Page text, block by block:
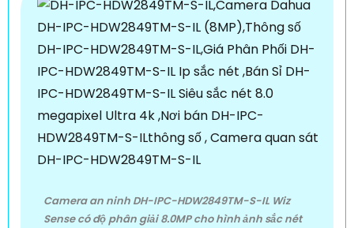
Camera an ninh DH-IPC-HDW2849TM-S-IL Wiz
Sense có độ phân giải 8.0MP cho hình ảnh sắc nét